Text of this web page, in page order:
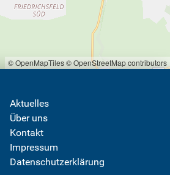
© OpenMapTiles© OpenStreetMap contributors
Aktuelles
Über uns
Kontakt
Impressum
Datenschutzerklärung